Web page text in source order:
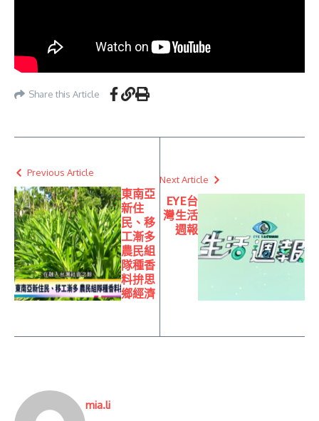
Share this Article
Previous Article
東南亞
新住
民、移
工漸多
農民組
隊種香
料拚思
鄉經濟
Next Article
EYE台
灣生活
週報
mia.li